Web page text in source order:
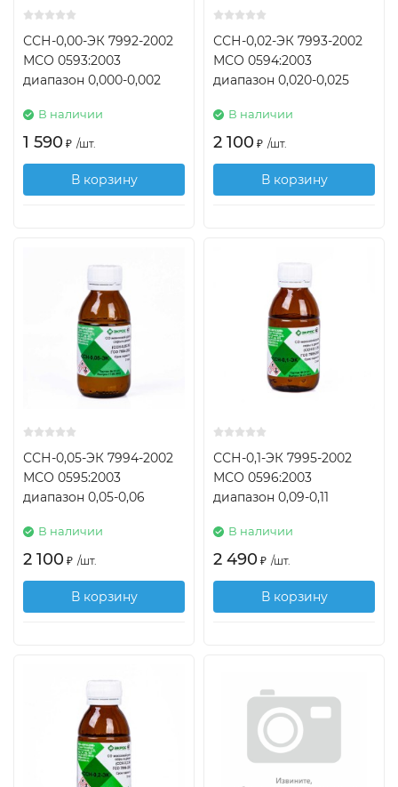
ССН-0,00-ЭК 7992-2002
МСО 0593:2003
диапазон 0,000-0,002
В наличии
1 590 ₽ /шт.
В корзину
ССН-0,02-ЭК 7993-2002
МСО 0594:2003
диапазон 0,020-0,025
В наличии
2 100 ₽ /шт.
В корзину
ССН-0,05-ЭК 7994-2002
МСО 0595:2003
диапазон 0,05-0,06
В наличии
2 100 ₽ /шт.
В корзину
ССН-0,1-ЭК 7995-2002
МСО 0596:2003
диапазон 0,09-0,11
В наличии
2 490 ₽ /шт.
В корзину